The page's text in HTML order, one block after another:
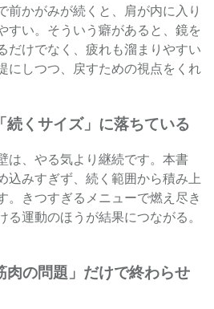
前かがみが続くと、肩が内に入り
すい。そういう癖があると、鏡を
だけでなく、疲れも溜まりやすい
にしつつ、戻すための視点をくれ
続くサイズ」に落ちている
は、やる気より継続です。本書
込みすぎず、続く範囲から積み上
。きつすぎるメニューで燃え尽き
運動のほうが結果につながる。
肉の問題」だけで終わらせ